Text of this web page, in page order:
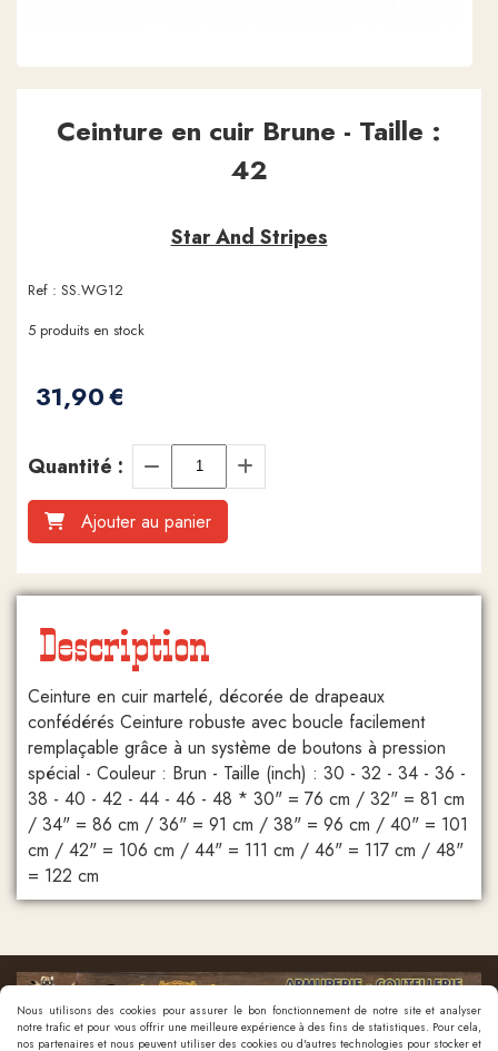
Ceinture en cuir Brune - Taille :
42
Star And Stripes
Ref : SS.WG12
31,90€
5 produits en stock
Quantité :
Ajouter au panier
Description
Ceinture en cuir martelé, décorée de drapeaux
confédérés Ceinture robuste avec boucle facilement
remplaçable grâce à un système de boutons à pression
spécial - Couleur : Brun - Taille (inch) : 30 - 32 - 34 - 36 -
38 - 40 - 42 - 44 - 46 - 48 * 30" = 76 cm / 32" = 81 cm
/ 34" = 86 cm / 36" = 91 cm / 38" = 96 cm / 40" = 101
cm / 42" = 106 cm / 44" = 111 cm / 46" = 117 cm / 48"
= 122 cm
Nous utilisons des cookies pour assurer le bon fonctionnement de notre site et analyser
notre trafic et pour vous offrir une meilleure expérience à des fins de statistiques. Pour cela,
nos partenaires et nous peuvent utiliser des cookies ou d'autres technologies pour stocker et